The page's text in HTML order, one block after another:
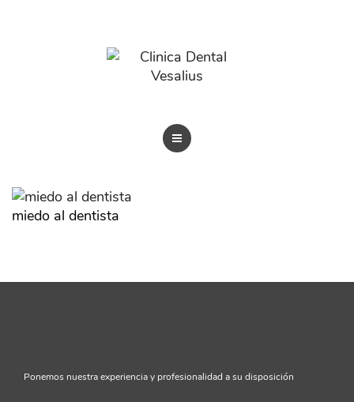
REVISTAS
miedo al dentista
Ponemos nuestra experiencia y profesionalidad a su disposición